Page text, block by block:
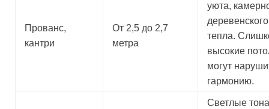
Прованс,
кантри
От 2,5 до 2,7
метра
уюта,
деревенского
тепла.
высокие
могут
гармонию.
Светлые